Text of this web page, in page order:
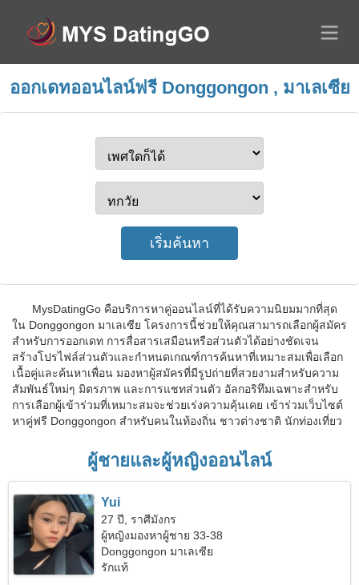
ออกเดทออนไลน์ฟรี Donggongon , มาเลเซีย
MysDatingGo คือบริการหาคู่ออนไลน์ที่ได้รับความนิยมมากที่สุด
ใน Donggongon มาเลเซีย โครงการนี้ช่วยให้คุณสามารถเลือกผู้สมัคร
สำหรับการออกเดท การสื่อสารเสมือนหรือส่วนตัวได้อย่างชัดเจน
สร้างโปรไฟล์ส่วนตัวและกำหนดเกณฑ์การค้นหาที่เหมาะสมเพื่อเลือก
เนื้อคู่และค้นหาเพื่อน มองหาผู้สมัครที่มีรูปถ่ายที่สวยงามสำหรับความ
สัมพันธ์ใหม่ๆ มิตรภาพ และการแชทส่วนตัว อัลกอริทึมเฉพาะสำหรับ
การเลือกผู้เข้าร่วมที่เหมาะสมจะช่วยเร่งความคุ้นเคย เข้าร่วมเว็บไซต์
หาคู่ฟรี Donggongon สำหรับคนในท้องถิ่น ชาวต่างชาติ นักท่องเที่ยว
ผู้ชายและผู้หญิงออนไลน์
Yui
27 ปี, ราศีมังกร
ผู้หญิงมองหาผู้ชาย 33-38
Donggongon มาเลเซีย
รักแท้